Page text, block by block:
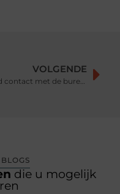
VOLGENDE
Goed contact met de buren krijgen
die u mogelijk